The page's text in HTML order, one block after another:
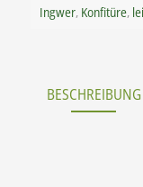
Ingwer, Konfitüre,
BESCHREIBUNG